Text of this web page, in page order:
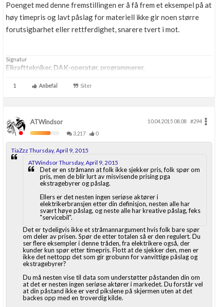
Poenget med denne fremstillingen er å få frem et eksempel på at
høy timepris og lavt påslag for materiell ikke gir noen større
forutsigbarhet eller rettferdighet, snarere tvert i mot.
Signatur
Elkrafttekniker, DAK-operatør, programmerer.
1 Anbefal Siter
ATWindsor 10.04.2015 08.08
#294
3,217
0
TiaZzz Thursday, April 9, 2015
ATWindsor Thursday, April 9, 2015
Det er en stråmann at folk ikke sjekker pris, folk spør om
pris, men de blir lurt av misvisende prising pga
ekstragebyrer og påslag.
Ellers er det nesten ingen seriøse aktører i
elektrikerbransjen etter din definisjon, nesten alle har
svært høye påslag, og neste alle har kreative påslag, feks
"servicebil".
Det er tydeligvis ikke et stråmannargument hvis folk bare spør
om deler av prisen. Spør de etter totalen så er den regulert. Du
ser flere eksempler i denne tråden, fra elektrikere også, der
kunder kun spør etter timepris. Flott at de sjekker den, men er
ikke det nettopp det som gir grobunn for vanvittige påslag og
ekstragebyrer?
Du må nesten vise til data som understøtter påstanden din om
at det er nesten ingen seriøse aktører i markedet. Du forstår vel
at din påstand ikke er verd pikslene på skjermen uten at det
backes opp med en troverdig kilde.